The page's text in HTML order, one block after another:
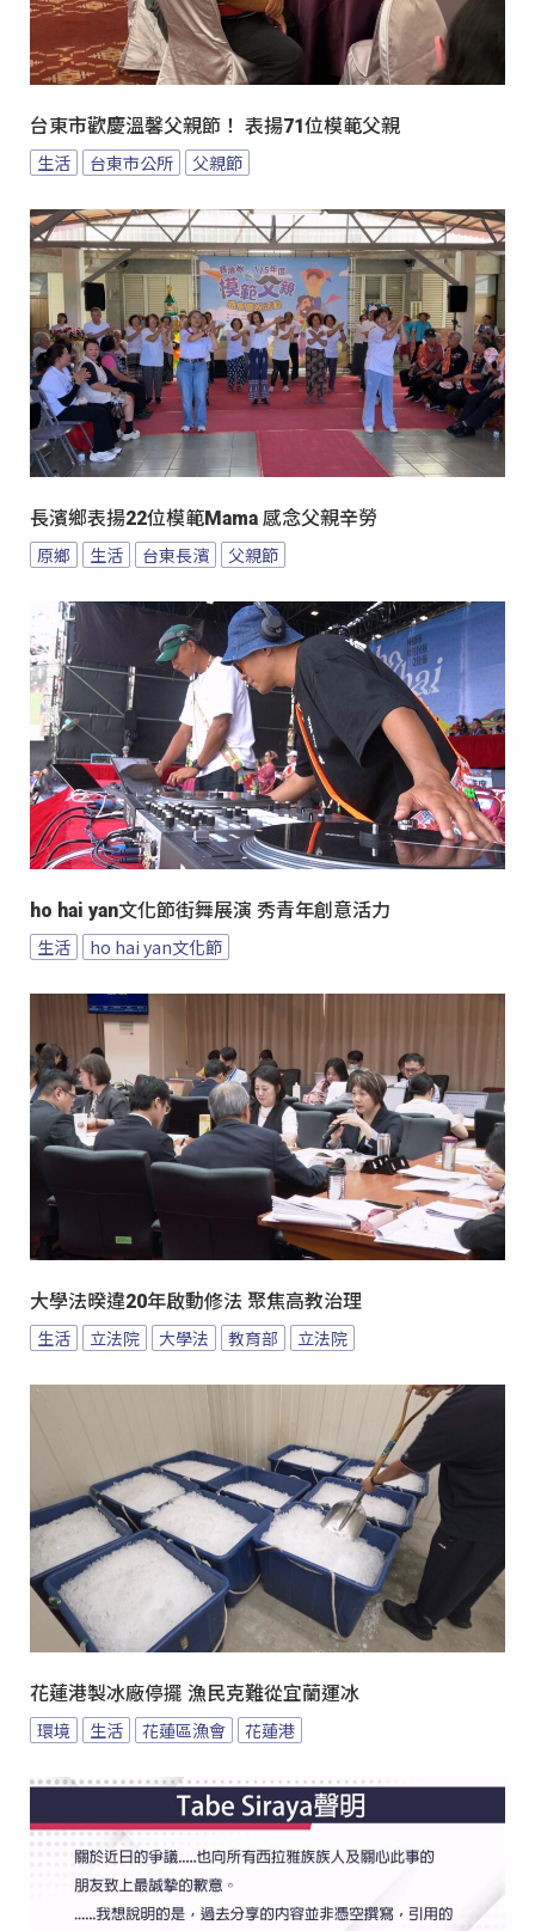
台東市歡慶溫馨父親節！ 表揚71位模範父親
生活 台東市公所 父親節
長濱鄉表揚22位模範Mama 感念父親辛勞
原鄉 生活 台東長濱 父親節
ho hai yan文化節街舞展演 秀青年創意活力
生活 ho hai yan文化節
大學法暌違20年啟動修法 聚焦高教治理
生活 立法院 大學法 教育部 立法院
花蓮港製冰廠停擺 漁民克難從宜蘭運冰
環境 生活 花蓮區漁會 花蓮港